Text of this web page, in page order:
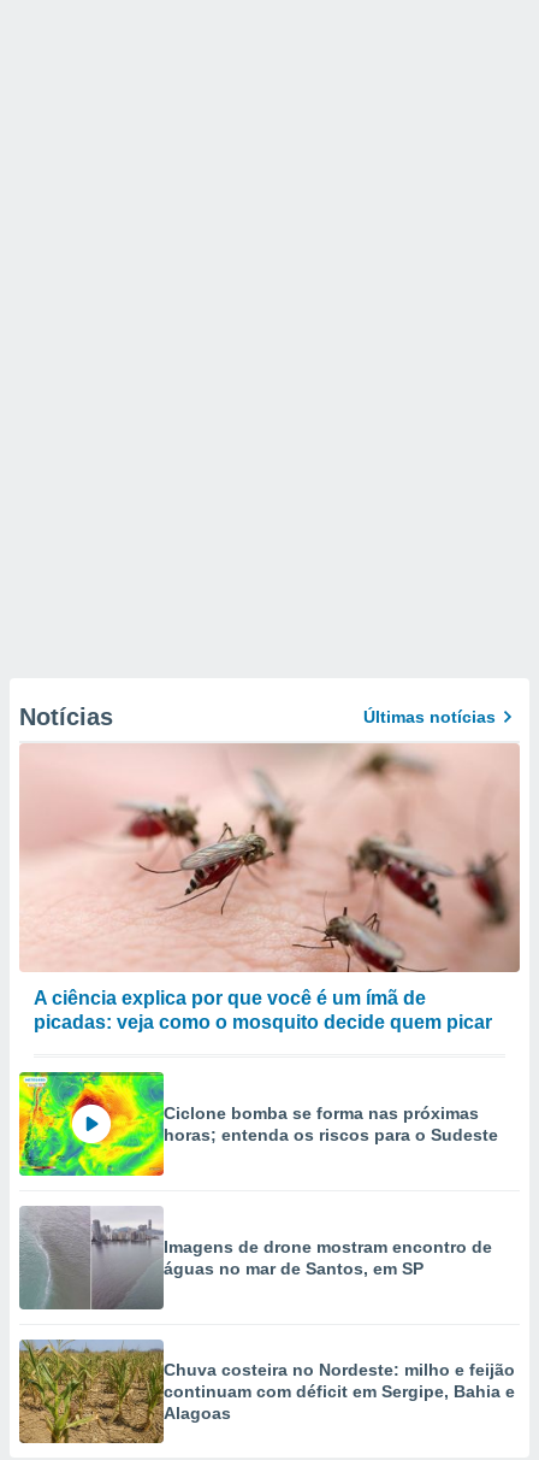
Notícias Últimas notícias
A ciência explica por que você é um ímã de
picadas: veja como o mosquito decide quem picar
Ciclone bomba se forma nas próximas
horas; entenda os riscos para o Sudeste
Imagens de drone mostram encontro de
águas no mar de Santos, em SP
Chuva costeira no Nordeste: milho e feijão
continuam com déficit em Sergipe, Bahia e
Alagoas